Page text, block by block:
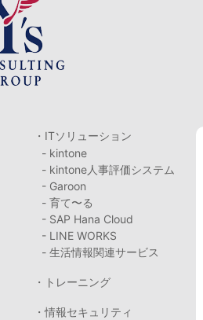
・ITソリューション
- kintone
- kintone人事評価システム
- Garoon
- 育て〜る
- SAP Hana Cloud
- LINE WORKS
- 生活情報関連サービス
・トレーニング
・情報セキュリティ